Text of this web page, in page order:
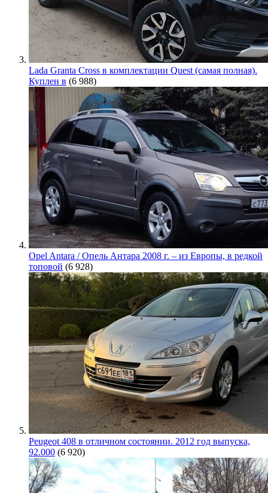
Lada Granta Cross в комплектации Quest (самая полная).
Куплен в (6 988)
Opel Antara / Опель Антара 2008 г. – из Европы, в редкой
топовой (6 928)
Peugeot 408 в отличном состоянии. 2012 год выпуска,
92.000 (6 920)